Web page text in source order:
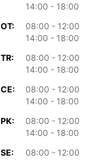
14:00 - 18:00
OT:
08:00 - 12:00
14:00 - 18:00
TR:
08:00 - 12:00
14:00 - 18:00
CE:
08:00 - 12:00
14:00 - 18:00
PK:
08:00 - 12:00
14:00 - 18:00
SE:
08:00 - 12:00